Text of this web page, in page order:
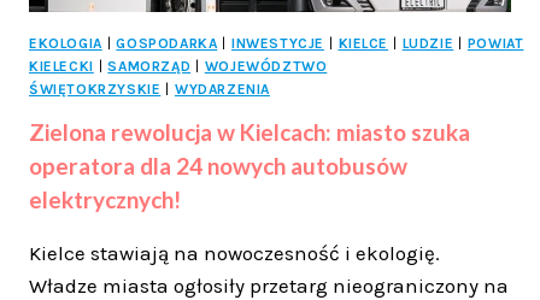
EKOLOGIA GOSPODARKA INWESTYCJE KIELCE LUDZIE
POWIAT
KIELECKI
SAMORZĄD
WOJEWÓDZTWO
ŚWIĘTOKRZYSKIE
WYDARZENIA
Zielona rewolucja w Kielcach: miasto szuka
operatora dla 24 nowych autobusów
elektrycznych!
Kielce stawiają na nowoczesność i ekologię.
Władze miasta ogłosiły przetarg nieograniczony na